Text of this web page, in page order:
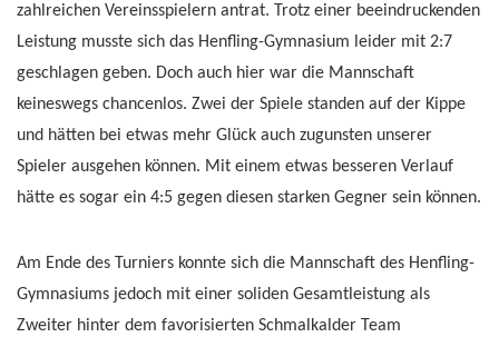
zahlreichen Vereinsspielern antrat. Trotz einer beeindruckenden
Leistung musste sich das Henfling-Gymnasium leider mit 2:7
geschlagen geben. Doch auch hier war die Mannschaft
keineswegs chancenlos. Zwei der Spiele standen auf der Kippe
und hätten bei etwas mehr Glück auch zugunsten unserer
Spieler ausgehen können. Mit einem etwas besseren Verlauf
hätte es sogar ein 4:5 gegen diesen starken Gegner sein können.
Am Ende des Turniers konnte sich die Mannschaft des Henfling-
Gymnasiums jedoch mit einer soliden Gesamtleistung als
Zweiter hinter dem favorisierten Schmalkalder Team